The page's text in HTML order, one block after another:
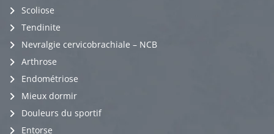
Scoliose
Tendinite
Nevralgie cervicobrachiale – NCB
Arthrose
Endométriose
Mieux dormir
Douleurs du sportif
Entorse